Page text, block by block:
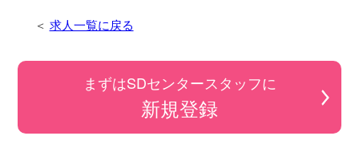
求人一覧に戻る
まずはSDセンタースタッフに
新規登録